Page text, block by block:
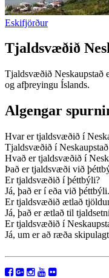
Eskifjörður
Tjaldsvæðið
Tjaldsvæðið Neskaupstað
og afþreyingu Íslands.
Algengar
Hvar er tjaldsvæðið í
Tjaldsvæðið í
Hvað er tjaldsvæðið í
Það er tjaldsvæði við
Er tjaldsvæðið í þéttbýli?
Já, það er í eða við þéttbýli.
Er tjaldsvæðið ætlað
Já, það er ætlað til
Er tjaldsvæðið í
Já, um er að ræða